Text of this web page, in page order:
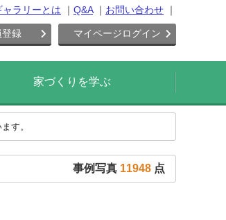
ラリーとは Q&A お問い合わせ
登録 マイページログイン
家づくりを学ぶ
す。
事例写真 11948 点